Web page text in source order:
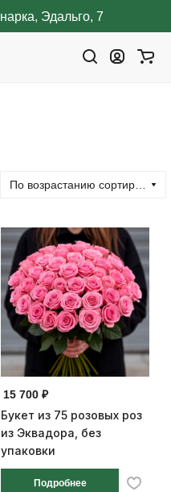
Эдальго, 7
15 700 ₽
Букет из 75 розовых роз
из Эквадора, без
упаковки
Подробнее